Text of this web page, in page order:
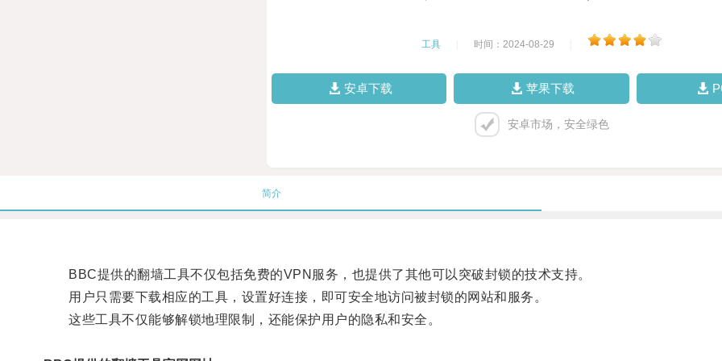
工具 时间：2024-08-29
安卓下载 苹果下载
安卓市场，安全绿色
简介
BBC提供的翻墙工具不仅包括免费的VPN服务，也提供了其他可以突破封锁的技术支持。
用户只需要下载相应的工具，设置好连接，即可安全地访问被封锁的网站和服务。
这些工具不仅能够解锁地理限制，还能保护用户的隐私和安全。